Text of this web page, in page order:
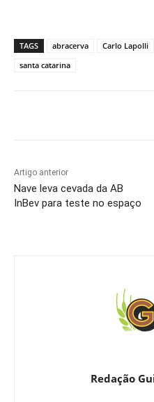
TAGS abracerva Carlo Lapolli
santa catarina
Artigo anterior
Nave leva cevada da AB
InBev para teste no espaço
Redação